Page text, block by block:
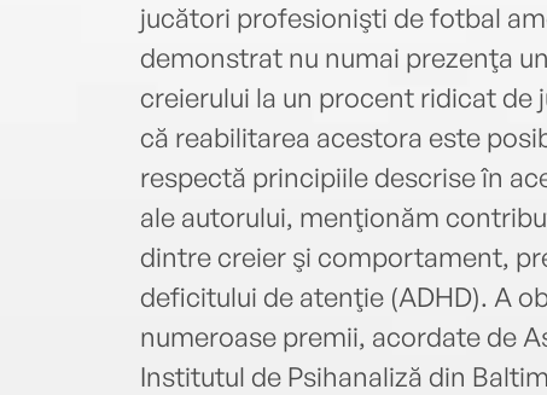
jucători profesionişti de fotbal
demonstrat nu numai prezenţa
creierului la un procent ridicat
că reabilitarea acestora este
respectă principiile descrise în
ale autorului, menţionăm
dintre creier şi comportament,
deficitului de atenţie (ADHD). A
numeroase premii, acordate de
Institutul de Psihanaliză din